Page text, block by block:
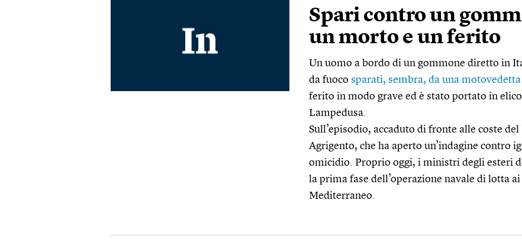
Spari contro un
un morto e un ferito
Un uomo a bordo di un gommone diretto in
da fuoco sparati, sembra, da una
ferito in modo grave ed è stato portato in
Lampedusa.
Sull’episodio, accaduto di fronte alle coste
Agrigento, che ha aperto un’indagine contro
omicidio. Proprio oggi, i ministri degli esteri
la prima fase dell’operazione navale di lotta
Mediterraneo.